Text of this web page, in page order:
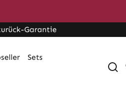
Garantie
Sets